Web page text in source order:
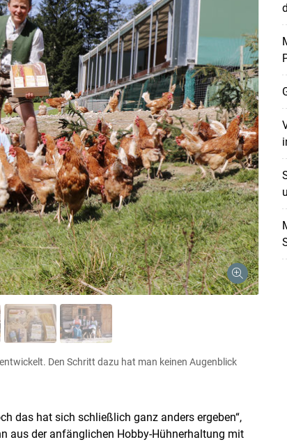
Skip to main content
Den Schritt dazu hat man keinen Augenblick
das hat sich schließlich ganz anders ergeben“,
aus der anfänglichen Hobby-Hühnerhaltung mit